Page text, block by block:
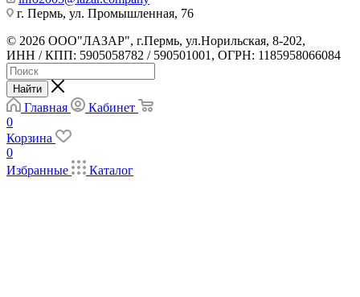
г. Пермь, ул. Промышленная, 76
© 2026 ООО"ЛАЗАР", г.Пермь, ул.Норильская, 8-202,
ИНН / КПП: 5905058782 / 590501001, ОГРН: 1185958066084
Найти
Главная
Кабинет
0
Корзина
0
Избранные
Каталог